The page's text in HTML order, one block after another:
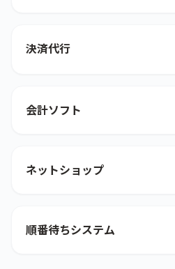
決済代行
会計ソフト
ネットショップ
順番待ちシステム